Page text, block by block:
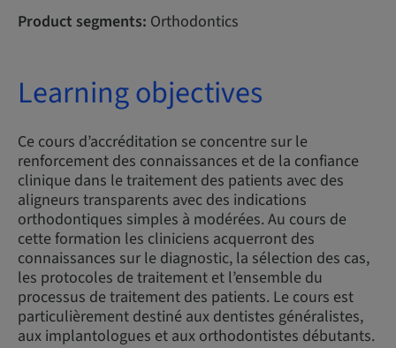
Product segments: Orthodontics
Learning objectives
Ce cours d’accréditation se concentre sur le
renforcement des connaissances et de la confiance
clinique dans le traitement des patients avec des
aligneurs transparents avec des indications
orthodontiques simples à modérées. Au cours de
cette formation les cliniciens acquerront des
connaissances sur le diagnostic, la sélection des cas,
les protocoles de traitement et l’ensemble du
processus de traitement des patients. Le cours est
particulièrement destiné aux dentistes généralistes,
aux implantologues et aux orthodontistes débutants.